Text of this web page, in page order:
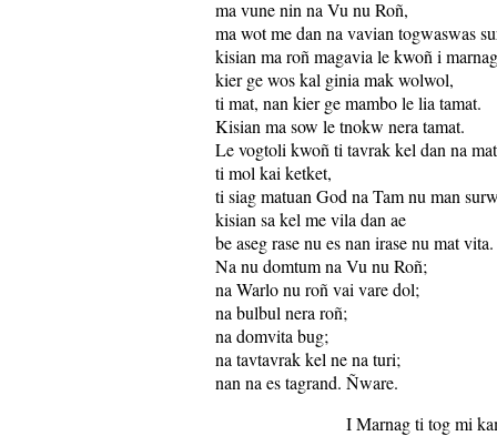
ma vune nin na Vu nu Roñ,
ma wot me dan na vavian togwaswas
kisian ma roñ magavia le kwoñ i
kier ge wos kal ginia mak wolwol,
ti mat, nan kier ge mambo le lia tamat.
Kisian ma sow le tnokw nera tamat.
Le vogtoli kwoñ ti tavrak kel dan na
ti mol kai ketket,
ti siag matuan God na Tam nu man
kisian sa kel me vila dan ae
be aseg rase nu es nan irase nu mat vita.
Na nu domtum na Vu nu Roñ;
na Warlo nu roñ vai vare dol;
na bulbul nera roñ;
na domvita bug;
na tavtavrak kel ne na turi;
nan na es tagrand. Ñware.
I Marnag ti tog mi